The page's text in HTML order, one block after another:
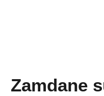
Zamdane